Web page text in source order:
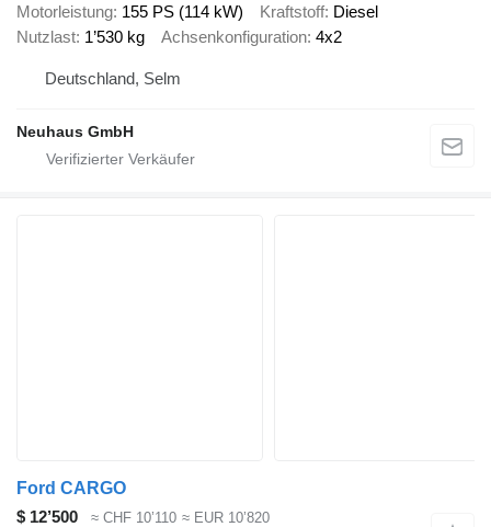
Motorleistung 155 PS (114 kW) Kraftstoff Diesel
Nutzlast 1’530 kg Achsenkonfiguration 4x2
Deutschland, Selm
Neuhaus GmbH
Ford CARGO
$ 12’500
≈ CHF 10’110 ≈ EUR 10’820